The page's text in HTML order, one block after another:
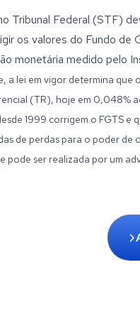
Tribunal Federal (STF)
os valores do Fundo de
monetária medido pelo
a lei em vigor determina que
(TR), hoje em 0,048%
1999 corrigem o FGTS
de perdas para o poder de
pode ser realizada por um